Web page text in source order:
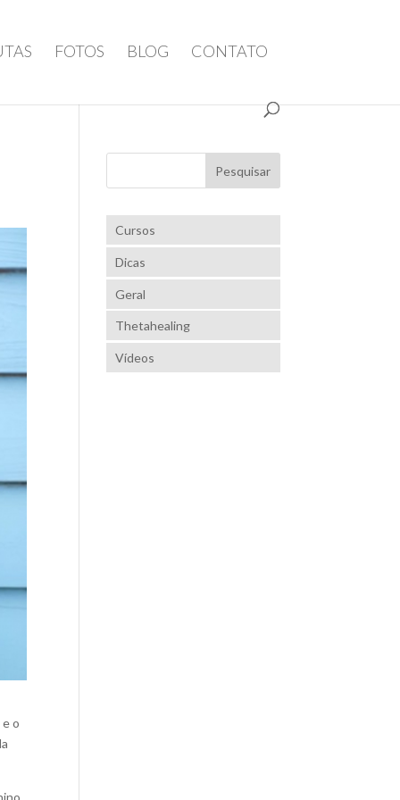
FOTOS BLOG CONTATO
o
Cursos
Dicas
Geral
Thetahealing
Vídeos